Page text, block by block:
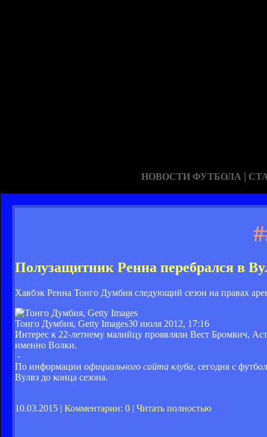
НОВОСТИ ФУТБОЛА |
Полузащитник Ренна перебрался в
Хавбэк Ренна Тонго Думбия следующий сезон на правах
Тонго Думбия, Getty Images30 июля 2012, 17:16
Интерес к 22-летнему малийцу проявляли Вест Бромвич,
именно Волки.
-
По информации официального сайта клуба, сегодня с
Вулвз до конца сезона.
10.03.2015 | Комментарии: 0 | Читать полностью